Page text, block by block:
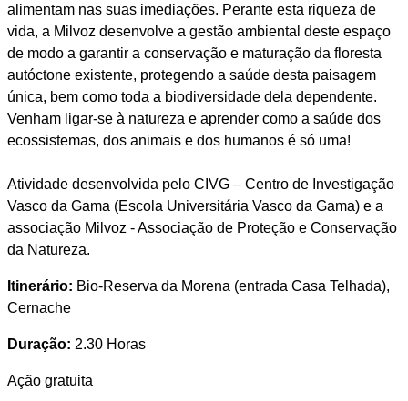
alimentam nas suas imediações. Perante esta riqueza de
vida, a Milvoz desenvolve a gestão ambiental deste espaço
de modo a garantir a conservação e maturação da floresta
autóctone existente, protegendo a saúde desta paisagem
única, bem como toda a biodiversidade dela dependente.
Venham ligar-se à natureza e aprender como a saúde dos
ecossistemas, dos animais e dos humanos é só uma!
Atividade desenvolvida pelo CIVG – Centro de Investigação
Vasco da Gama (Escola Universitária Vasco da Gama) e a
associação Milvoz - Associação de Proteção e Conservação
da Natureza.
Itinerário: Bio-Reserva da Morena (entrada Casa Telhada),
Cernache
Duração: 2.30 Horas
Ação gratuita